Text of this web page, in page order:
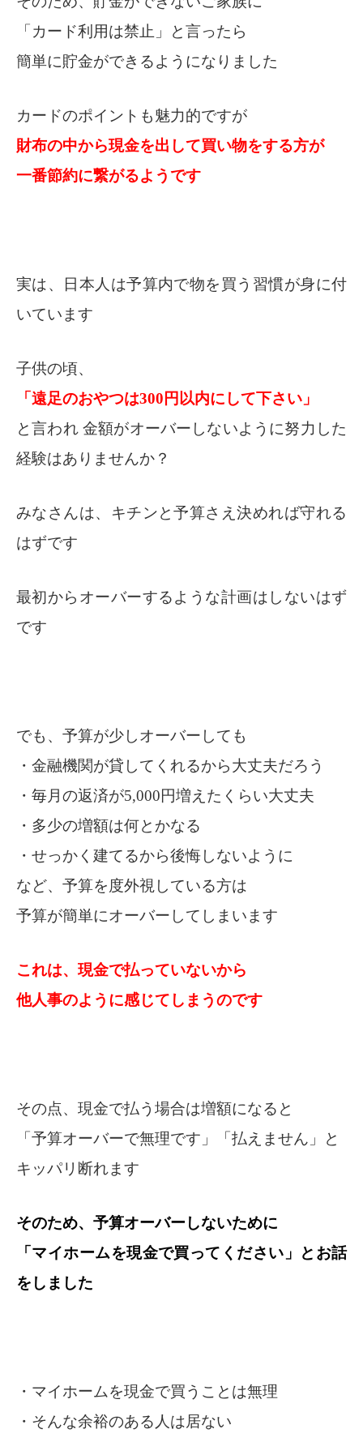
「カード利用は禁止」と言ったら
簡単に貯金ができるようになりました
カードのポイントも魅力的ですが
財布の中から現金を出して買い物をする方が
一番節約に繋がるようです
実は、日本人は予算内で物を買う習慣が身に付
いています
子供の頃、
「遠足のおやつは300円以内にして下さい」
と言われ 金額がオーバーしないように努力した
経験はありませんか？
みなさんは、キチンと予算さえ決めれば守れる
はずです
最初からオーバーするような計画はしないはず
です
でも、予算が少しオーバーしても
・金融機関が貸してくれるから大丈夫だろう
・毎月の返済が5,000円増えたくらい大丈夫
・多少の増額は何とかなる
・せっかく建てるから後悔しないように
など、予算を度外視している方は
予算が簡単にオーバーしてしまいます
これは、現金で払っていないから
他人事のように感じてしまうのです
その点、現金で払う場合は増額になると
「予算オーバーで無理です」「払えません」と
キッパリ断れます
そのため、予算オーバーしないために
「マイホームを現金で買ってください」とお話
をしました
・マイホームを現金で買うことは無理
・そんな余裕のある人は居ない